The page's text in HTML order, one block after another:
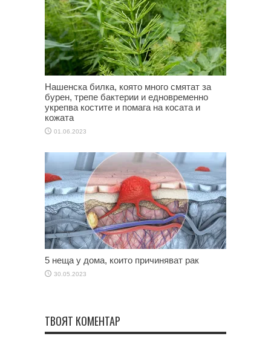
Нашенска билка, която много смятат за
бурен, трепе бактерии и едновременно
укрепва костите и помага на косата и
кожата
01.06.2023
5 неща у дома, които причиняват рак
30.05.2023
ТВОЯТ КОМЕНТАР